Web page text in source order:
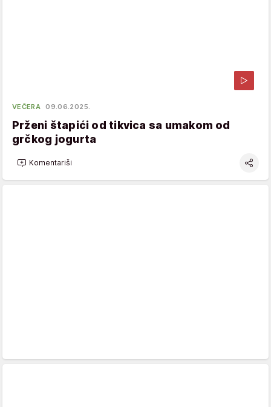
VEČERA 09.06.2025.
Prženi štapići od tikvica sa umakom od
grčkog jogurta
Komentariši